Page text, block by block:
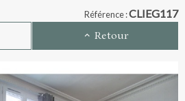
Référence :CLIEG117
Retour